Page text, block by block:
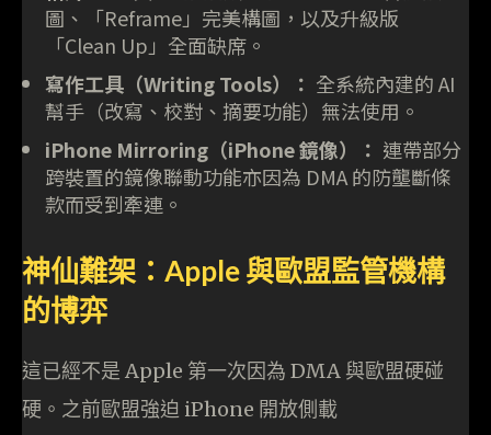
圖、「Reframe」完美構圖，以及升級版
「Clean Up」全面缺席。
寫作工具（Writing Tools）： 全系統內建的 AI
幫手（改寫、校對、摘要功能）無法使用。
iPhone Mirroring（iPhone 鏡像）： 連帶部分
跨裝置的鏡像聯動功能亦因為 DMA 的防壟斷條
款而受到牽連。
神仙難架：Apple 與歐盟監管機構
的博弈
這已經不是 Apple 第一次因為 DMA 與歐盟硬碰
硬。之前歐盟強迫 iPhone 開放側載